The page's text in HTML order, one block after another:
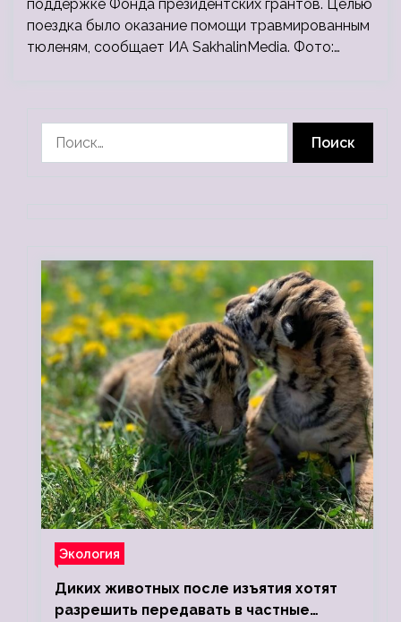
поддержке Фонда президентских грантов. Целью
поездка было оказание помощи травмированным
тюленям, сообщает ИА SakhalinMedia. Фото:…
Экология
Диких животных после изъятия хотят
разрешить передавать в частные